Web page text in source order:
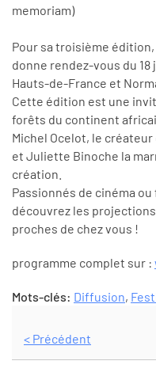
memoriam)
Pour sa troisième
donne rendez-vous du
Hauts-de-France et
Cette édition est une
forêts du continent
Michel Ocelot, le créateur
et Juliette Binoche la
création.
Passionnés de cinéma
découvrez les
proches de chez vous !
programme complet sur :
Mots-clés: Diffusion,
< Précédent